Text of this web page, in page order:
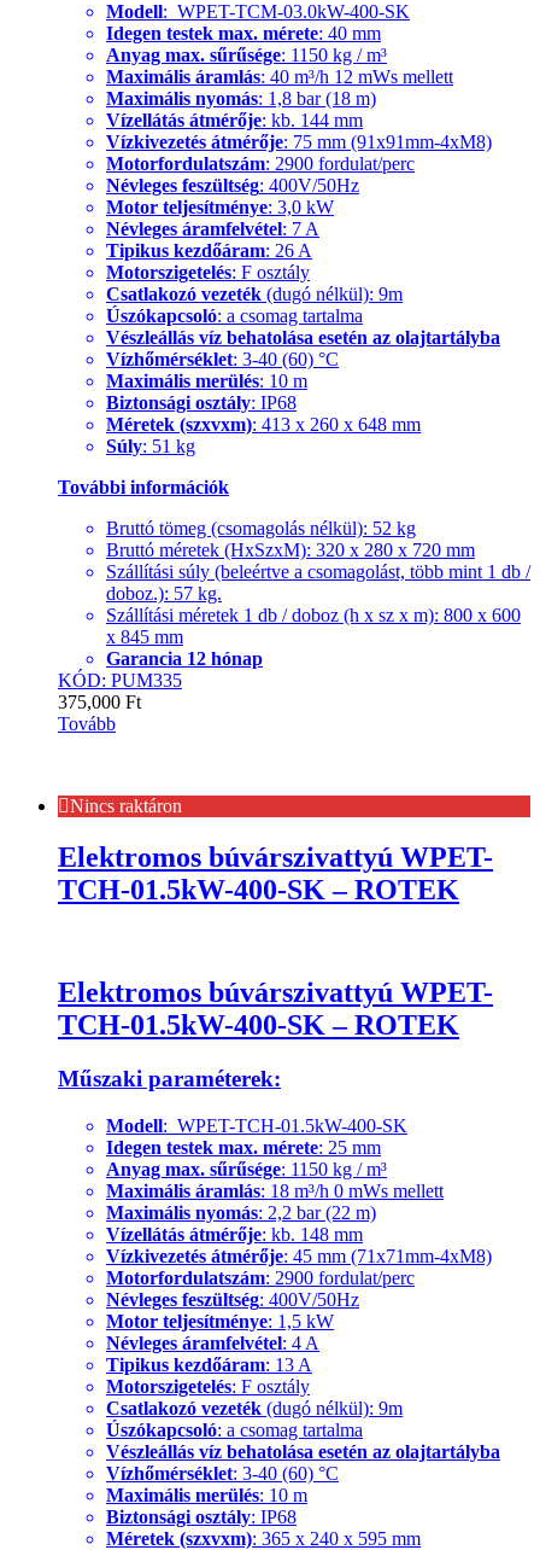
Modell: WPET-TCM-03.0kW-400-SK
Idegen testek max. mérete: 40 mm
Anyag max. sűrűsége: 1150 kg / m³
Maximális áramlás: 40 m³/h 12 mWs mellett
Maximális nyomás: 1,8 bar (18 m)
Vízellátás átmérője: kb. 144 mm
Vízkivezetés átmérője: 75 mm (91x91mm-4xM8)
Motorfordulatszám: 2900 fordulat/perc
Névleges feszültség: 400V/50Hz
Motor teljesítménye: 3,0 kW
Névleges áramfelvétel: 7 A
Tipikus kezdőáram: 26 A
Motorszigetelés: F osztály
Csatlakozó vezeték (dugó nélkül): 9m
Úszókapcsoló: a csomag tartalma
Vészleállás víz behatolása esetén az olajtartályba
Vízhőmérséklet: 3-40 (60) °C
Maximális merülés: 10 m
Biztonsági osztály: IP68
Méretek (szxvxm): 413 x 260 x 648 mm
Súly: 51 kg
További információk
Bruttó tömeg (csomagolás nélkül): 52 kg
Bruttó méretek (HxSzxM): 320 x 280 x 720 mm
Szállítási súly (beleértve a csomagolást, több mint 1 db /
doboz.): 57 kg.
Szállítási méretek 1 db / doboz (h x sz x m): 800 x 600
x 845 mm
Garancia 12 hónap
KÓD: PUM335
375,000 Ft
Tovább
Nincs raktáron
Elektromos búvárszivattyú WPET-
TCH-01.5kW-400-SK – ROTEK
Elektromos búvárszivattyú WPET-
TCH-01.5kW-400-SK – ROTEK
Műszaki paraméterek:
Modell: WPET-TCH-01.5kW-400-SK
Idegen testek max. mérete: 25 mm
Anyag max. sűrűsége: 1150 kg / m³
Maximális áramlás: 18 m³/h 0 mWs mellett
Maximális nyomás: 2,2 bar (22 m)
Vízellátás átmérője: kb. 148 mm
Vízkivezetés átmérője: 45 mm (71x71mm-4xM8)
Motorfordulatszám: 2900 fordulat/perc
Névleges feszültség: 400V/50Hz
Motor teljesítménye: 1,5 kW
Névleges áramfelvétel: 4 A
Tipikus kezdőáram: 13 A
Motorszigetelés: F osztály
Csatlakozó vezeték (dugó nélkül): 9m
Úszókapcsoló: a csomag tartalma
Vészleállás víz behatolása esetén az olajtartályba
Vízhőmérséklet: 3-40 (60) °C
Maximális merülés: 10 m
Biztonsági osztály: IP68
Méretek (szxvxm): 365 x 240 x 595 mm